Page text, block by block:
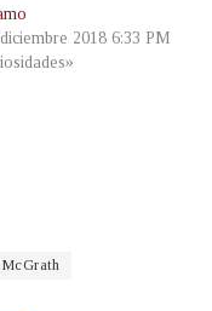
2018 6:33 PM
McGrath